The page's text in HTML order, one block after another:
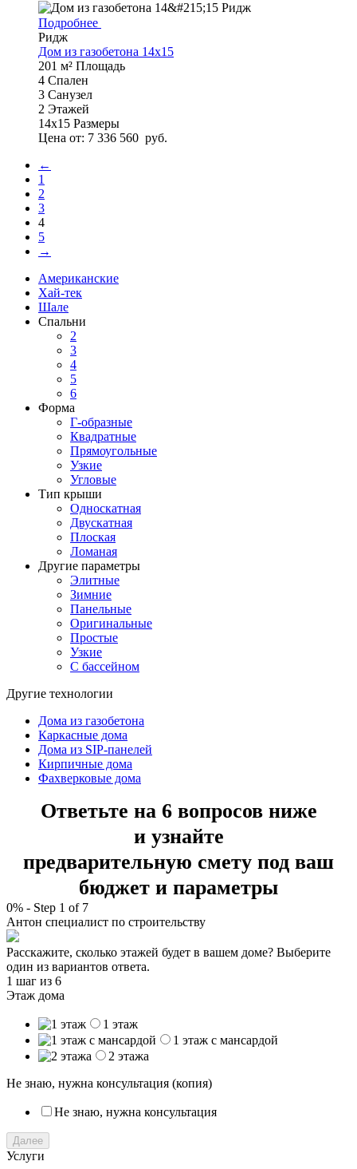
Подробнее
Ридж
Дом из газобетона 14х15
201 м² Площадь
4 Спален
3 Санузел
2 Этажей
14х15 Размеры
Цена от: 7 336 560 руб.
←
1
2
3
4
5
→
Американские
Хай-тек
Шале
Спальни
2
3
4
5
6
Форма
Г-образные
Квадратные
Прямоугольные
Узкие
Угловые
Тип крыши
Односкатная
Двускатная
Плоская
Ломаная
Другие параметры
Элитные
Зимние
Панельные
Оригинальные
Простые
Узкие
С бассейном
Другие технологии
Дома из газобетона
Каркасные дома
Дома из SIP-панелей
Кирпичные дома
Фахверковые дома
Ответьте на 6 вопросов ниже
и узнайте
предварительную смету под ваш
бюджет и параметры
0% - Step 1 of 7
Антон специалист по строительству
Расскажите, сколько этажей будет в вашем доме? Выберите
один из вариантов ответа.
1 шаг из 6
Этаж дома
1 этаж
1 этаж с мансардой
2 этажа
Не знаю, нужна консультация (копия)
Не знаю, нужна консультация
Далее
Услуги